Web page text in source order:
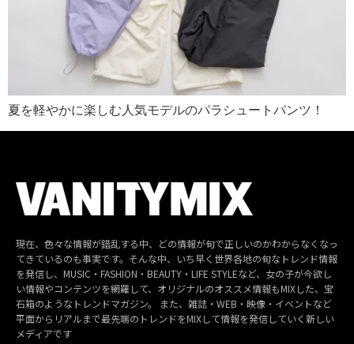
夏を軽やかに楽しむ人気モデルのパラシュートパンツ！
現在、色々な情報が錯乱する中、どの情報が旬で正しいのかわからなくなっ
てきているのも事実です。そんな中、いち早く世界各地の旬なトレンド情報
を発信し、MUSIC・FASHION・BEAUTY・LIFE STYLEなど、女の子が今欲し
い情報やコンテンツを網羅して、オリジナルのオススメ情報もMIXした、宝
石箱のようなトレンドマガジン。 また、雑誌・WEB・映像・イベントなど
平面からリアルまで最先端のトレンドをMIXして情報を発信していく新しい
メディアです